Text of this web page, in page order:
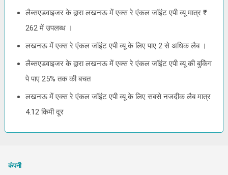
लैब्सएडवाइजर के द्वारा लखनऊ में एक्स रे एंकल जॉइंट एपी व्यू मात्र ₹
262 में उपलब्ध ।
लखनऊ में एक्स रे एंकल जॉइंट एपी व्यू के लिए पाए 2 से अधिक लैब ।
लैब्सएडवाइजर के द्वारा लखनऊ में एक्स रे एंकल जॉइंट एपी व्यू की बुकिंग
पे पाए 25% तक की बचत
लखनऊ में एक्स रे एंकल जॉइंट एपी व्यू के लिए सबसे नजदीक लैब मात्र
4.12 किमी दूर
कंपनी